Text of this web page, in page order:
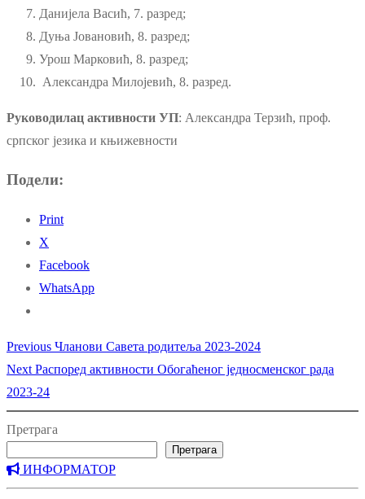
Данијела Васић, 7. разред;
Дуња Јовановић, 8. разред;
Урош Марковић, 8. разред;
Александра Милојевић, 8. разред.
Руководилац активности УП: Александра Терзић, проф.
српског језика и књижевности
Подели:
Print
X
Facebook
WhatsApp
Кретање
чланка
Previous Previous
post:
Чланови Савета родитеља 2023-2024
Next Next
post:
Распоред активности Обогаћеног једносменског рада
2023-24
Претрага
Претрага
ИНФОРМАТОР